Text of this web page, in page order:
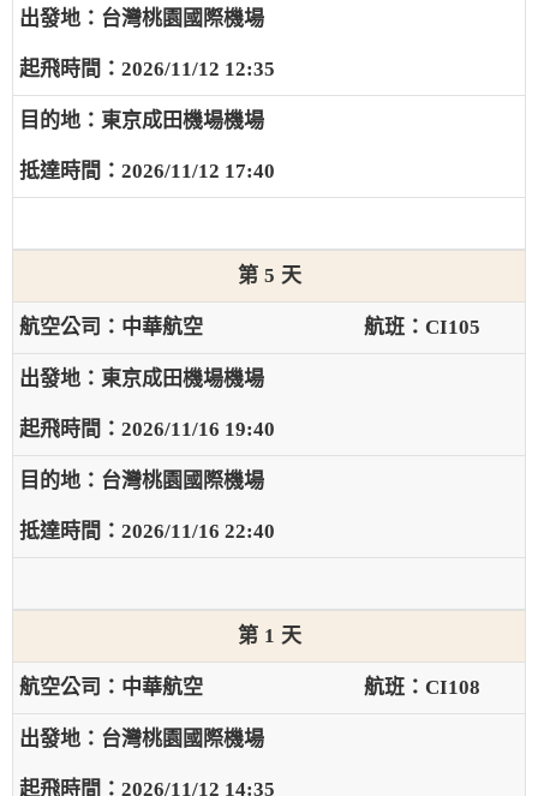
台灣桃園國際機場
2026/11/12 12:35
東京成田機場機場
2026/11/12 17:40
5
中華航空 CI105
東京成田機場機場
2026/11/16 19:40
台灣桃園國際機場
2026/11/16 22:40
1
中華航空 CI108
台灣桃園國際機場
2026/11/12 14:35